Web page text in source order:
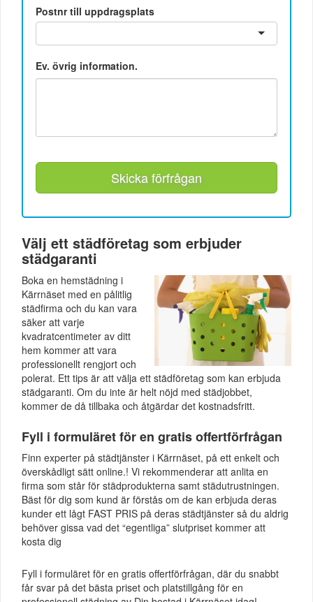
Postnr till uppdragsplats
Ev. övrig information.
Skicka förfrågan
Välj ett städföretag som erbjuder
städgaranti
Boka en hemstädning i
Kärrnäset med en pålitlig
städfirma och du kan vara
säker att varje
kvadratcentimeter av ditt
hem kommer att vara
professionellt rengjort och
polerat. Ett tips är att välja ett städföretag som kan erbjuda
städgaranti. Om du inte är helt nöjd med städjobbet,
kommer de då tillbaka och åtgärdar det kostnadsfritt.
Fyll i formuläret för en gratis offertförfrågan
Finn experter på städtjänster i Kärrnäset, på ett enkelt och
överskådligt sätt online.! Vi rekommenderar att anlita en
firma som står för städprodukterna samt städutrustningen.
Bäst för dig som kund är förstås om de kan erbjuda deras
kunder ett lågt FAST PRIS på deras städtjänster så du aldrig
behöver gissa vad det “egentliga” slutpriset kommer att
kosta dig
Fyll i formuläret för en gratis offertförfrågan, där du snabbt
får svar på det bästa priset och platstillgång för en